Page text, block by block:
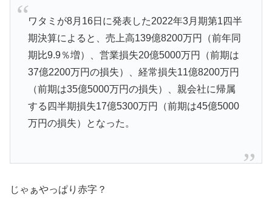
ワタミが8月16日に発表した2022年3月期第1四半
期決算によると、売上高139億8200万円（前年同
期比9.9％増）、営業損失20億5000万円（前期は
37億2200万円の損失）、経常損失11億8200万円
（前期は35億5000万円の損失）、親会社に帰属
する四半期損失17億5300万円（前期は45億5000
万円の損失）となった。
じゃぁやっぱり赤字？